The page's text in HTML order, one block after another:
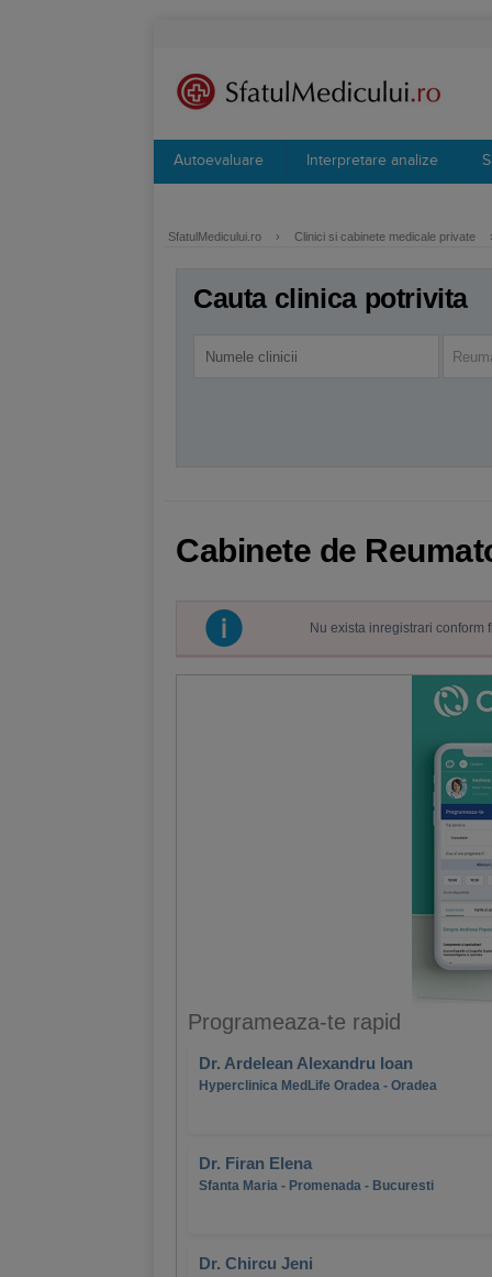
Autoevaluare Interpretare analize
SfatulMedicului.ro › Clinici si cabinete medicale private
Cauta clinica potrivita
Cabinete de
Nu exista inregistrari
Programeaza-te rapid
Dr. Ardelean Alexandru Ioan
Hyperclinica MedLife Oradea - Oradea
Dr. Firan Elena
Sfanta Maria - Promenada - Bucuresti
Dr. Chircu Jeni